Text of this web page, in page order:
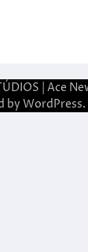
| Ace
by WordPress.